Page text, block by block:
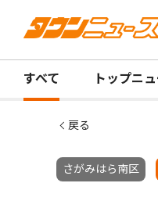
すべて トップニ
戻る
さがみはら南区